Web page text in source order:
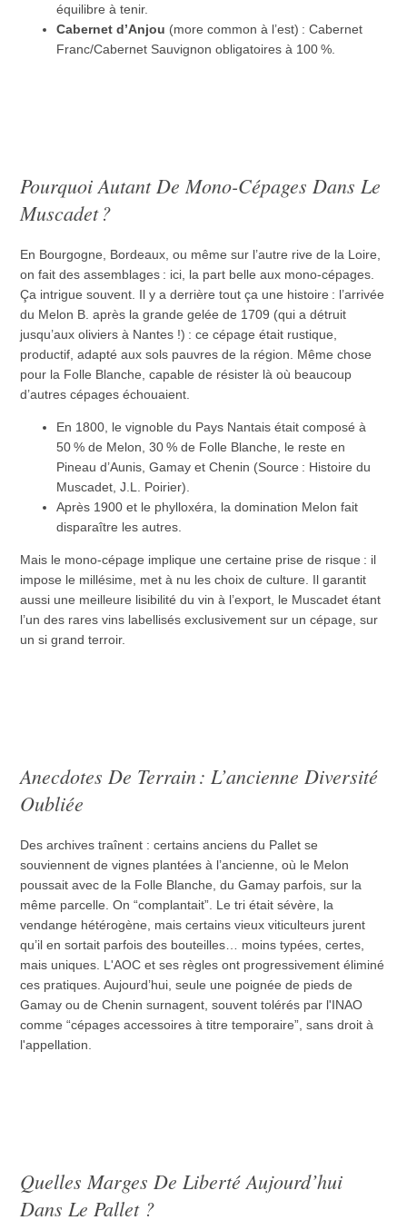
équilibre à tenir.
Cabernet d’Anjou (more common à l’est) : Cabernet
Franc/Cabernet Sauvignon obligatoires à 100 %.
Pourquoi Autant De Mono-Cépages Dans Le
Muscadet ?
En Bourgogne, Bordeaux, ou même sur l’autre rive de la Loire,
on fait des assemblages : ici, la part belle aux mono-cépages.
Ça intrigue souvent. Il y a derrière tout ça une histoire : l’arrivée
du Melon B. après la grande gelée de 1709 (qui a détruit
jusqu’aux oliviers à Nantes !) : ce cépage était rustique,
productif, adapté aux sols pauvres de la région. Même chose
pour la Folle Blanche, capable de résister là où beaucoup
d’autres cépages échouaient.
En 1800, le vignoble du Pays Nantais était composé à
50 % de Melon, 30 % de Folle Blanche, le reste en
Pineau d’Aunis, Gamay et Chenin (Source : Histoire du
Muscadet, J.L. Poirier).
Après 1900 et le phylloxéra, la domination Melon fait
disparaître les autres.
Mais le mono-cépage implique une certaine prise de risque : il
impose le millésime, met à nu les choix de culture. Il garantit
aussi une meilleure lisibilité du vin à l’export, le Muscadet étant
l’un des rares vins labellisés exclusivement sur un cépage, sur
un si grand terroir.
Anecdotes De Terrain : L’ancienne Diversité
Oubliée
Des archives traînent : certains anciens du Pallet se
souviennent de vignes plantées à l’ancienne, où le Melon
poussait avec de la Folle Blanche, du Gamay parfois, sur la
même parcelle. On “complantait”. Le tri était sévère, la
vendange hétérogène, mais certains vieux viticulteurs jurent
qu’il en sortait parfois des bouteilles… moins typées, certes,
mais uniques. L'AOC et ses règles ont progressivement éliminé
ces pratiques. Aujourd’hui, seule une poignée de pieds de
Gamay ou de Chenin surnagent, souvent tolérés par l'INAO
comme “cépages accessoires à titre temporaire”, sans droit à
l'appellation.
Quelles Marges De Liberté Aujourd’hui
Dans Le Pallet ?